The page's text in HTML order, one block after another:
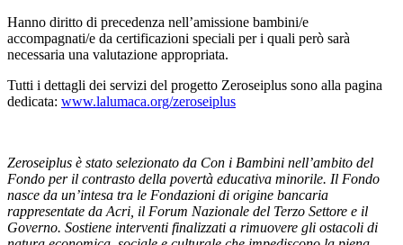
Hanno diritto di precedenza nell’amissione bambini/e
accompagnati/e da certificazioni speciali per i quali però sarà
necessaria una valutazione appropriata.
Tutti i dettagli dei servizi del progetto Zeroseiplus sono alla pagina
dedicata: www.lalumaca.org/zeroseiplus
Zeroseiplus è stato selezionato da Con i Bambini nell’ambito del
Fondo per il contrasto della povertà educativa minorile. Il Fondo
nasce da un’intesa tra le Fondazioni di origine bancaria
rappresentate da Acri, il Forum Nazionale del Terzo Settore e il
Governo. Sostiene interventi finalizzati a rimuovere gli ostacoli di